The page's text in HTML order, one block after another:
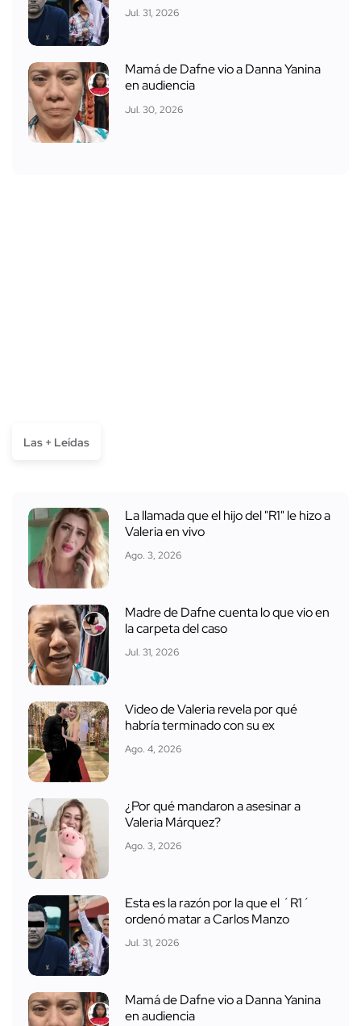
Jul. 31, 2026
Mamá de Dafne vio a Danna Yanina
en audiencia
Jul. 30, 2026
Las + Leídas
La llamada que el hijo del "R1" le hizo a
Valeria en vivo
Ago. 3, 2026
Madre de Dafne cuenta lo que vio en
la carpeta del caso
Jul. 31, 2026
Video de Valeria revela por qué
habría terminado con su ex
Ago. 4, 2026
¿Por qué mandaron a asesinar a
Valeria Márquez?
Ago. 3, 2026
Esta es la razón por la que el ´R1´
ordenó matar a Carlos Manzo
Jul. 31, 2026
Mamá de Dafne vio a Danna Yanina
en audiencia